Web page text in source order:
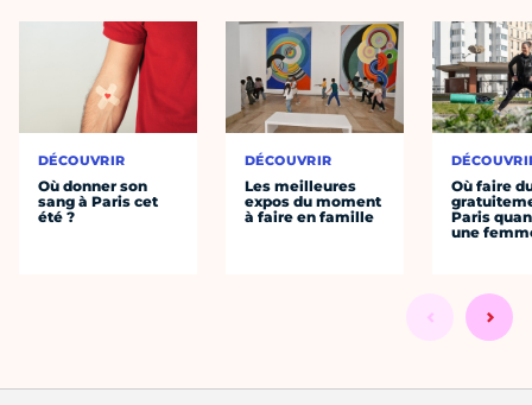
DÉCOUVRIR
Où donner son
sang à Paris cet
été ?
DÉCOUVRIR
Les meilleures
expos du moment
à faire en famille
Où faire
Paris
une